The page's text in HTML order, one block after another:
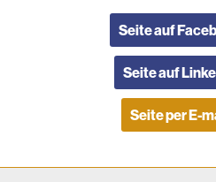
Seite auf
Seite auf
Seite per E-